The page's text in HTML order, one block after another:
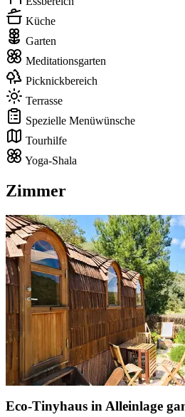
Küche
Garten
Meditationsgarten
Picknickbereich
Terrasse
Spezielle Menüwünsche
Tourhilfe
Yoga-Shala
Zimmer
Eco-Tinyhaus in Alleinlage